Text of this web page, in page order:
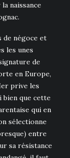
naissance
de négoce et
les unes
de
en Europe,
prive les
bien que cette
qui en
sélectionne
entre
sa résistance